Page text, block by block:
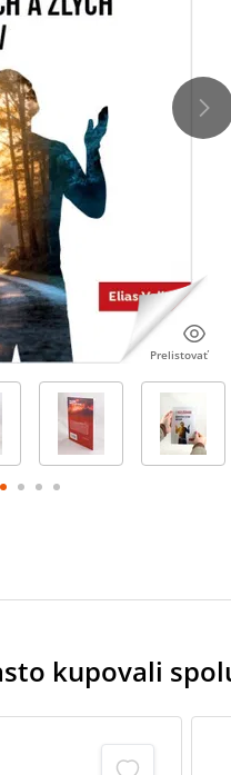
Prelistovať
kupovali